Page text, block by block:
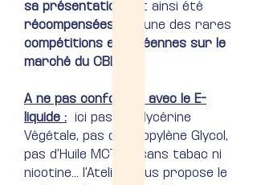
sa présentation
ont ainsi été
récompensées
par une des rares
compétitions européennes sur le
marché du CBD
A ne pas confondre avec le E-
liquide : ici pas de Glycérine
Végétale, pas de Propylène Glycol,
pas d'Huile MCT et sans tabac ni
nicotine... l'Atelier vous propose le